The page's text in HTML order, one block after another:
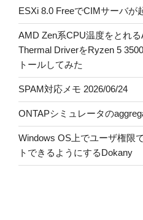
ESXi 8.0 FreeでCIMサーバが
AMD Zen系CPU温度をとれ
Thermal DriverをRyzen 5
トールしてみた
SPAM対応メモ 2026/06/24
ONTAPシミュレータの
Windows OS上でユーザ権限
トできるようにするDokany